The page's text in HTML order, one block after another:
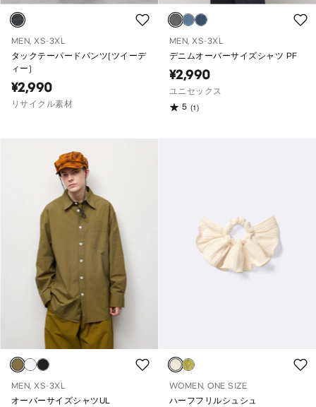
MEN, XS-3XL
タックテーパードパンツ(ツイーデ
ィー)
¥2,990
リサイクル素材
MEN, XS-3XL
デニムオーバーサイズシャツ PF
¥2,990
ユニセックス
5 (1)
MEN, XS-3XL
オーバーサイズシャツUL
WOMEN, ONE SIZE
ハーフフリルシュシュ